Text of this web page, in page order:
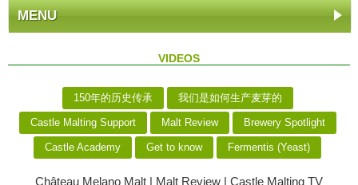
MENU
VIDEOS
150年的历史传承 我们是如何生产麦芽的
Castle Malting Support Malt Review Brewery Spotlight
Castle Academy Get to know Fermentis (Yeast)
Château Melano Malt | Malt Review | Castle Malting TV